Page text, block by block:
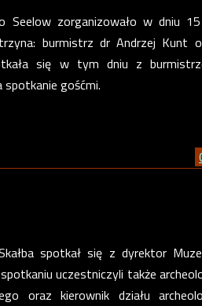
zorganizowało w dniu
burmistrz dr Andrzej Kunt
się w tym dniu z
spotkanie gośćmi.
spotkał się z dyrektor
uczestniczyli także
oraz kierownik działu